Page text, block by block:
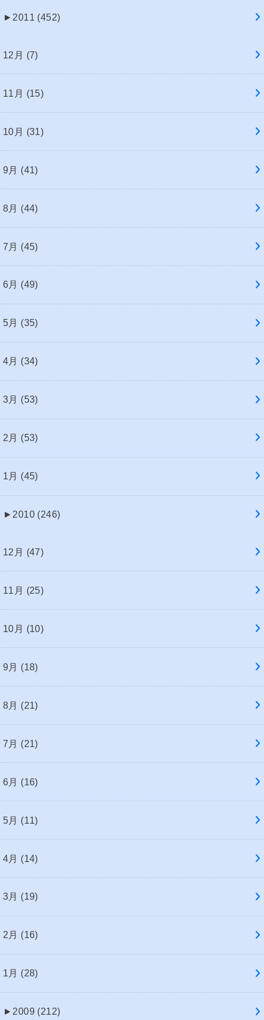
► 2011 (452)
12月 (7)
11月 (15)
10月 (31)
9月 (41)
8月 (44)
7月 (45)
6月 (49)
5月 (35)
4月 (34)
3月 (53)
2月 (53)
1月 (45)
► 2010 (246)
12月 (47)
11月 (25)
10月 (10)
9月 (18)
8月 (21)
7月 (21)
6月 (16)
5月 (11)
4月 (14)
3月 (19)
2月 (16)
1月 (28)
► 2009 (212)